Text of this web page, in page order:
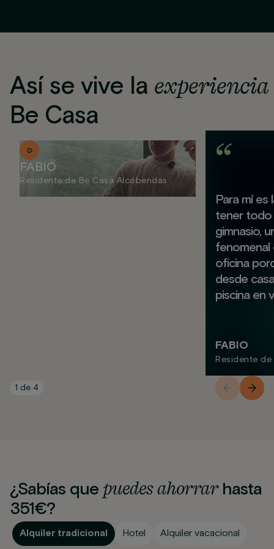
Así se vive la experiencia
Be Casa
FABIO
Residente de Be Casa Alcobendas
Para mí
tener todo
gimnasio,
fenomenal
oficina
desde
piscina en
FABIO
Residente
1 de 4
¿Sabías que puedesahorrarhasta
351€?
Alquiler tradicional Hotel Alquiler vacacional